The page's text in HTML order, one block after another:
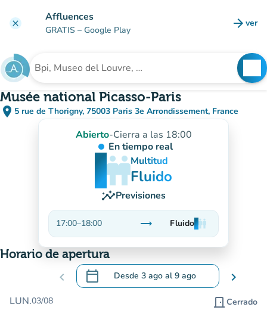
clear Affluences
GRATIS – Google Play arrow_forward ver
Buscar un establecimiento
Musée national Picasso-Paris
place 5 rue de Thorigny, 75003 Paris 3e Arrondissement, France
(abrir en Google Maps)
(nueva pestaña)
Abierto-Cierra a las 18:00
En tiempo real
man
man
manMultitud
Fluido
insightsPrevisiones
17:00–18:00 trending_flat
Estable
Fluidoman
man
man
Horario de apertura
chevron_left calendar_today Desde 3 ago al9 ago
.Abra el calendario para cambiar las
chevron_right
LUN.03/08 door_front Cerrado